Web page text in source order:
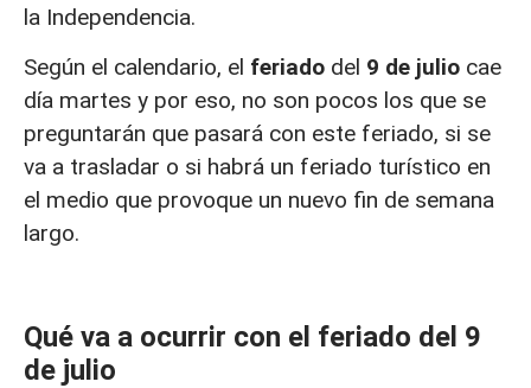
la Independencia.
Según el calendario, el feriado del 9 de julio cae
día martes y por eso, no son pocos los que se
preguntarán que pasará con este feriado, si se
va a trasladar o si habrá un feriado turístico en
el medio que provoque un nuevo fin de semana
largo.
Qué va a ocurrir con el feriado del 9
de julio